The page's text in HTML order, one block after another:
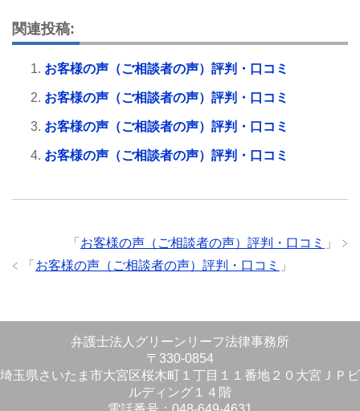
関連投稿:
お客様の声（ご相談者の声）評判・口コミ
お客様の声（ご相談者の声）評判・口コミ
お客様の声（ご相談者の声）評判・口コミ
お客様の声（ご相談者の声）評判・口コミ
「 お客様の声（ご相談者の声）評判・口コミ
」
「 お客様の声（ご相談者の声）評判・口コミ 」
弁護士法人グリーンリーフ法律事務所
〒330-0854
埼玉県さいたま市大宮区桜木町１丁目１１番地２０大宮ＪＰビ
ルディング１４階